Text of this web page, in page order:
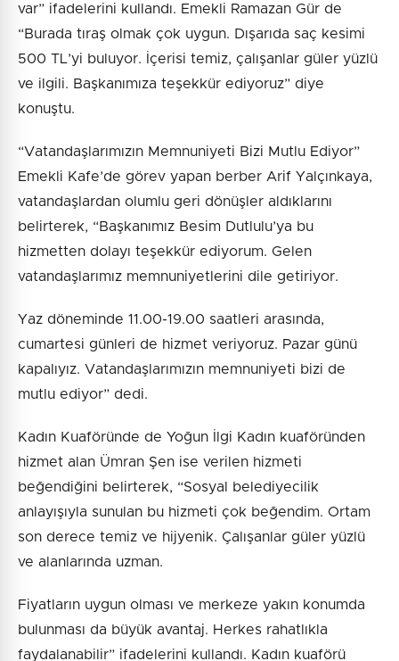
var” ifadelerini kullandı. Emekli Ramazan Gür de
“Burada tıraş olmak çok uygun. Dışarıda saç kesimi
500 TL’yi buluyor. İçerisi temiz, çalışanlar güler yüzlü
ve ilgili. Başkanımıza teşekkür ediyoruz” diye
konuştu.
“Vatandaşlarımızın Memnuniyeti Bizi Mutlu Ediyor”
Emekli Kafe’de görev yapan berber Arif Yalçınkaya,
vatandaşlardan olumlu geri dönüşler aldıklarını
belirterek, “Başkanımız Besim Dutlulu’ya bu
hizmetten dolayı teşekkür ediyorum. Gelen
vatandaşlarımız memnuniyetlerini dile getiriyor.
Yaz döneminde 11.00-19.00 saatleri arasında,
cumartesi günleri de hizmet veriyoruz. Pazar günü
kapalıyız. Vatandaşlarımızın memnuniyeti bizi de
mutlu ediyor” dedi.
Kadın Kuaföründe de Yoğun İlgi Kadın kuaföründen
hizmet alan Ümran Şen ise verilen hizmeti
beğendiğini belirterek, “Sosyal belediyecilik
anlayışıyla sunulan bu hizmeti çok beğendim. Ortam
son derece temiz ve hijyenik. Çalışanlar güler yüzlü
ve alanlarında uzman.
Fiyatların uygun olması ve merkeze yakın konumda
bulunması da büyük avantaj. Herkes rahatlıkla
faydalanabilir” ifadelerini kullandı. Kadın kuaförü